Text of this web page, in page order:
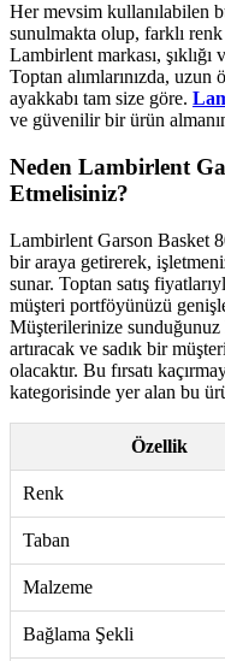
Her mevsim kullanılabilen
sunulmakta olup, farklı
Lambirlent markası,
Toptan alımlarınızda,
ayakkabı tam size göre.
ve güvenilir bir ürün
Neden Lambirlent
Etmelisiniz?
Lambirlent Garson Basket
bir araya getirerek,
sunar. Toptan satış
müşteri portföyünüzü
Müşterilerinize sunduğunuz
artıracak ve sadık bir
olacaktır. Bu fırsatı
kategorisinde yer alan bu
Özellik
Renk
Taban
Malzeme
Bağlama Şekli